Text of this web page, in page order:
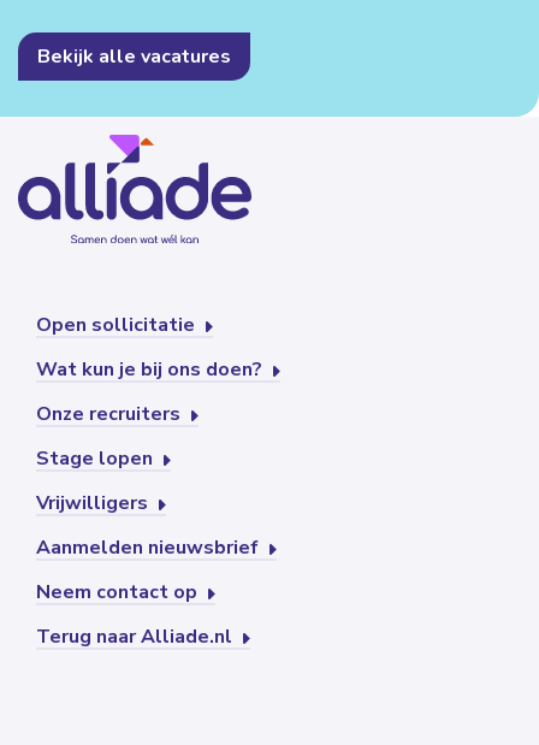
Bekijk alle vacatures
Open sollicitatie
Wat kun je bij ons doen?
Onze recruiters
Stage lopen
Vrijwilligers
Aanmelden nieuwsbrief
Neem contact op
Terug naar Alliade.nl